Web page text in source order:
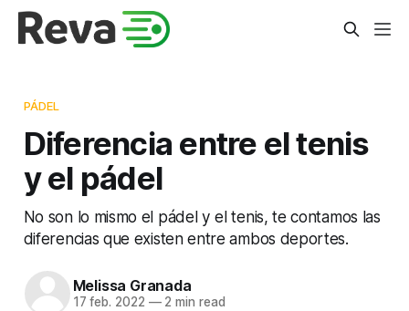
PÁDEL
Diferencia entre el tenis
y el pádel
No son lo mismo el pádel y el tenis, te contamos las
diferencias que existen entre ambos deportes.
Melissa Granada
17 feb. 2022 —2 min read